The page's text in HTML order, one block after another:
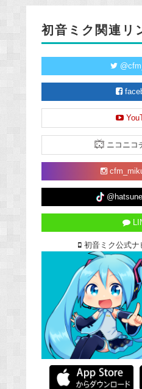
初音ミク関連リ
ニコニコ
初音ミク公式ナ